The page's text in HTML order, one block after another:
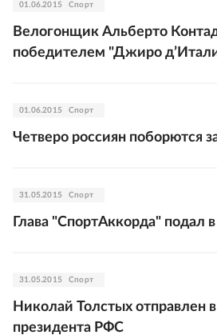
01.06.2015 Спорт
Велогонщик Альберто
победителем "Джиро
01.06.2015 Спорт
Четверо россиян поборются
31.05.2015 Спорт
Глава "СпортАккорда" подал
31.05.2015 Спорт
Николай Толстых отправлен в
президента РФС